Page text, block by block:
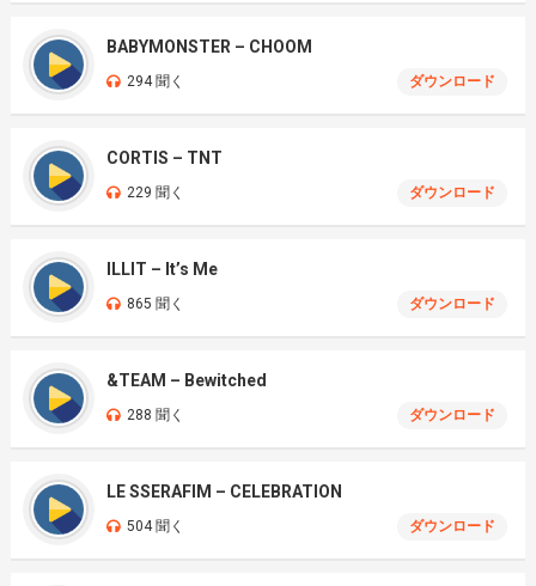
BABYMONSTER – CHOOM
294 聞く ダウンロード
CORTIS – TNT
229 聞く ダウンロード
ILLIT – It’s Me
865 聞く ダウンロード
&TEAM – Bewitched
288 聞く ダウンロード
LE SSERAFIM – CELEBRATION
504 聞く ダウンロード